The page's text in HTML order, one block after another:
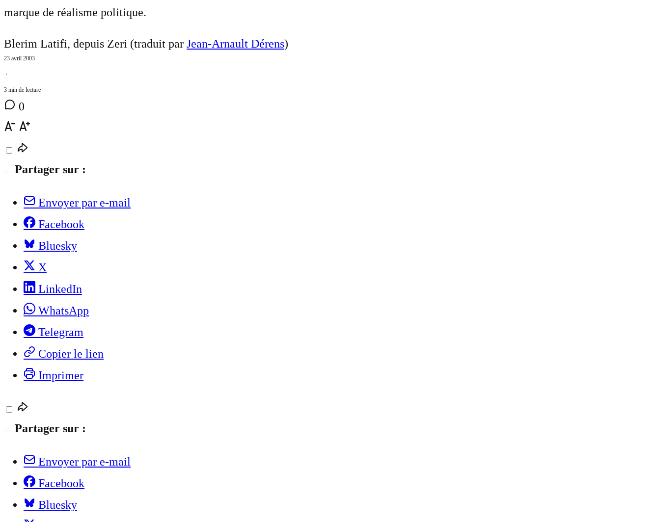
marque de réalisme politique.
Blerim Latifi, depuis Zeri (traduit par Jean-Arnault Dérens)
23 avril 2003
⋅
3 min de lecture
0
Partager sur :
Envoyer par e-mail
Facebook
Bluesky
X
LinkedIn
WhatsApp
Telegram
Copier le lien
Imprimer
Partager sur :
Envoyer par e-mail
Facebook
Bluesky